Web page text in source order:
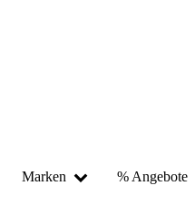
Marken % Angebote